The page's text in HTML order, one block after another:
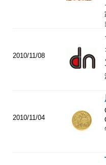
2010/11/08
2010/11/04